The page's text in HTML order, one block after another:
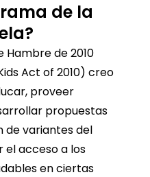
de la
Hambre de 2010
Act of 2010) creo
proveer
propuestas
de variantes del
acceso a los
en ciertas